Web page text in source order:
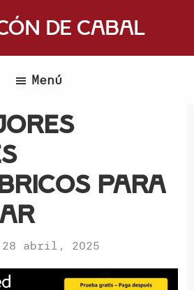
de Cabal
Menú
para
28 abril, 2025